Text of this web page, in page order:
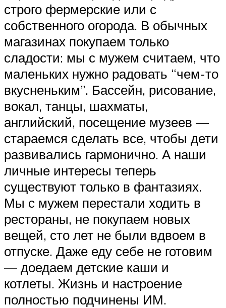
строго фермерские или с
собственного огорода. В обычных
магазинах покупаем только
сладости: мы с мужем считаем, что
маленьких нужно радовать “чем-то
вкусненьким”. Бассейн, рисование,
вокал, танцы, шахматы,
английский, посещение музеев —
стараемся сделать все, чтобы дети
развивались гармонично. А наши
личные интересы теперь
существуют только в фантазиях.
Мы с мужем перестали ходить в
рестораны, не покупаем новых
вещей, сто лет не были вдвоем в
отпуске. Даже еду себе не готовим
— доедаем детские каши и
котлеты. Жизнь и настроение
полностью подчинены ИМ.